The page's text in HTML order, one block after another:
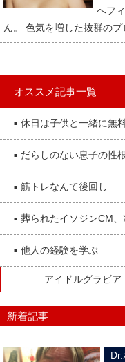
へフ
ん。 色気を増した抜群のプ
オススメ記事一覧
■ 休日は子供と一緒に無
■ だらしのない息子の性
■ 筋トレなんて後回し
■ 葬られたイソジンCM、
■ 他人の経験を学ぶ
アイドルグラビ
新着記事